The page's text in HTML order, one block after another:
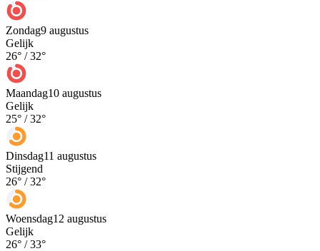
Zondag9 augustus
Gelijk
26° /32°
Maandag10 augustus
Gelijk
25° /32°
Dinsdag11 augustus
Stijgend
26° /32°
Woensdag12 augustus
Gelijk
26° /33°